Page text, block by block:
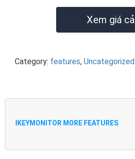
Xem giá cả
Category: features, Uncategorized
IKEYMONITOR MORE FEATURES